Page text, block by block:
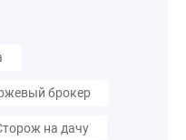
брокер
на дачу